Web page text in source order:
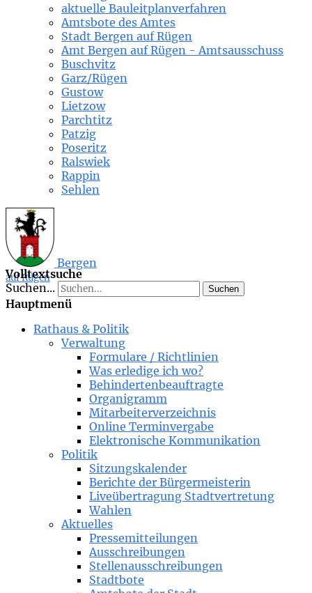
aktuelle Bauleitplanverfahren
Amtsbote des Amtes
Stadt Bergen auf Rügen
Amt Bergen auf Rügen - Amtsausschuss
Buschvitz
Garz/Rügen
Gustow
Lietzow
Parchtitz
Patzig
Poseritz
Ralswiek
Rappin
Sehlen
Bergen
auf Rügen
Volltextsuche
Suchen...
Suchen
Hauptmenü
Rathaus & Politik
Verwaltung
Formulare / Richtlinien
Was erledige ich wo?
Behindertenbeauftragte
Organigramm
Mitarbeiterverzeichnis
Online Terminvergabe
Elektronische Kommunikation
Politik
Sitzungskalender
Berichte der Bürgermeisterin
Liveübertragung Stadtvertretung
Wahlen
Aktuelles
Pressemitteilungen
Ausschreibungen
Stellenausschreibungen
Stadtbote